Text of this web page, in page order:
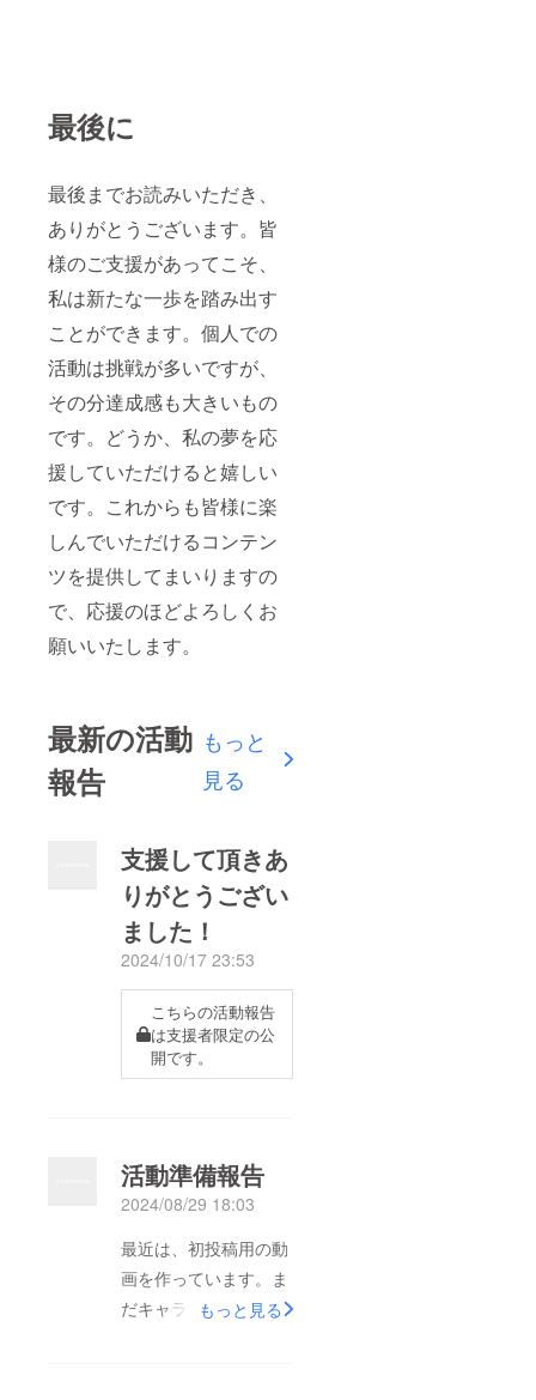
最後に
最後までお読みいただき、
ありがとうございます。皆
様のご支援があってこそ、
私は新たな一歩を踏み出す
ことができます。個人での
活動は挑戦が多いですが、
その分達成感も大きいもの
です。どうか、私の夢を応
援していただけると嬉しい
です。これからも皆様に楽
しんでいただけるコンテン
ツを提供してまいりますの
で、応援のほどよろしくお
願いいたします。
最新の活動
報告
もっと
見る
支援して頂きあ
りがとうござい
ました！
2024/10/17 23:53
こちらの活動報告
は支援者限定の公
開です。
活動準備報告
2024/08/29 18:03
最近は、初投稿用の動
画を作っています。ま
だキャラクターはでき
もっと見る